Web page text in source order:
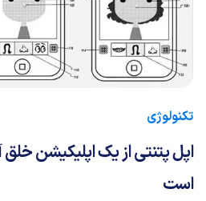
تکنولوژی
اپل پتنتی از یک اپلیکیشن خلق
است